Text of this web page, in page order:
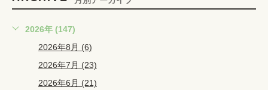
2026年 (147)
2026年8月 (6)
2026年7月 (23)
2026年6月 (21)